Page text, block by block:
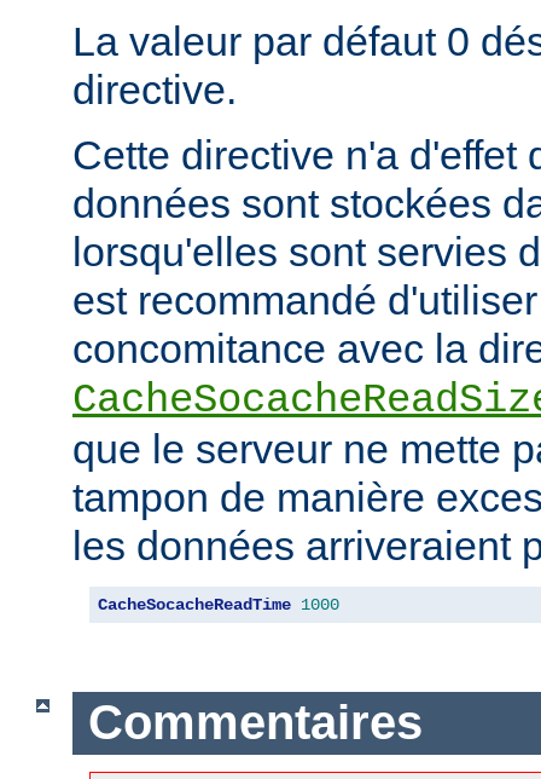
La valeur par défaut 0
directive.
Cette directive n'a d'effet
données sont stockées
lorsqu'elles sont servies
est recommandé
concomitance avec la
que le serveur ne mette
tampon de manière
les données arriveraient
CacheSocacheReadTime 1000
Commentaires